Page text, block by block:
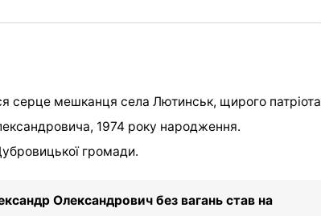
серце мешканця села Лютинськ, щирого патріота
1974 року народження.
громади.
Олександрович без вагань став на